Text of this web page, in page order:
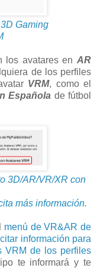
Gaming
los avatares en AR
de los perfiles
VRM, como el
Española de fútbol
3D/AR/VR/XR con
más información.
menú de VR&AR de
información para
VRM de los perfiles
te informará y te